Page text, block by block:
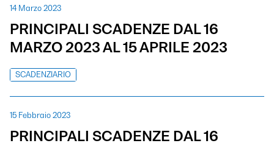
14 Marzo 2023
PRINCIPALI SCADENZE DAL 16
MARZO 2023 AL 15 APRILE 2023
SCADENZIARIO
15 Febbraio 2023
PRINCIPALI SCADENZE DAL 16